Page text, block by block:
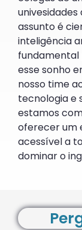
assunto é
inteligência
esse sonho
nosso time
tecnologia e
estamos
oferecer um
acessível a
dominar o